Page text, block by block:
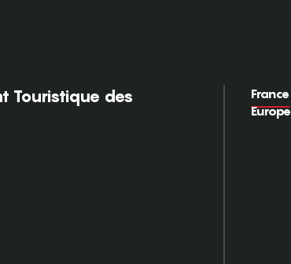
Touristique des
France
Europe